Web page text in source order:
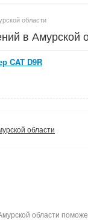
области
в Амурской
CAT D9R
области
области